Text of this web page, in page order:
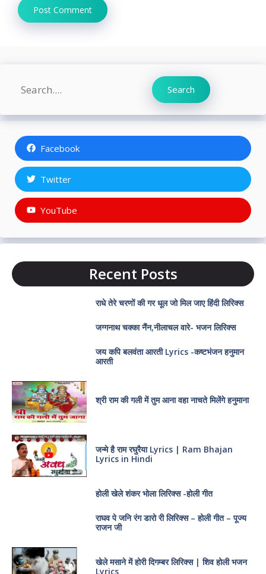
Search
Facebook
Twitter
YouTube
Recent Posts
राधे तेरे चरणों की गर धूल जो मिल जाए हिंदी लिरिक्स
जग्गनाथ चक्का नैंन,नीलाचल वारे- भजन लिरिक्स
जय कपि बलवंता आरती Lyrics -कष्टभंजन हनुमान
आरती
श्री राम की गली में तुम आना वहा नाचते मिलेंगे हनुमाना
जन्मे है राम रघुरैया Lyrics | Ram Bhajan
Lyrics in Hindi
होली खेले शंकर भोला लिरिक्स -होली गीत
राघव पे जनि रंग डारो री लिरिक्स – होली गीत – पूज्य
राजन जी
खेले मसाने में होरी दिगम्बर लिरिक्स | शिव होली भजन
Lyrics